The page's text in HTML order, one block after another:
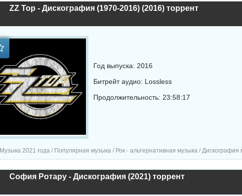
ZZ Top - Дискография (1970-2016) (2016) торрент
Год выпуска: 2016
Битрейт аудио: Lossless
Продолжительность: 23:58:17
Музыка 2021 года / Популярная музыка / Рок - альтернативная музыка / Дискография
София Ротару - Дискография (2021) торрент